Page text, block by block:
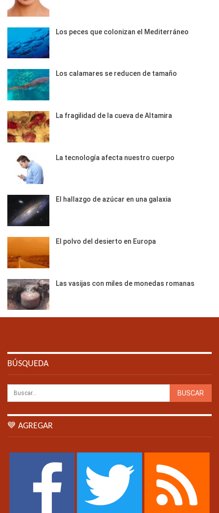
Los peces que colonizan el Mediterráneo
Los calamares se reducen de tamaño
La fragilidad de la cueva de Altamira
La tecnología afecta nuestro cuerpo
El hallazgo de azúcar en una galaxia
El polvo del desierto en Europa
Las vasijas con miles de monedas romanas
BÚSQUEDA
💙 AGREGAR